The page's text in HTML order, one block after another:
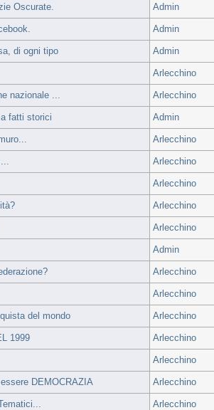
Oscurate. Admin
Admin
di ogni tipo Admin
Arlecchino
nazionale ... Arlecchino
fatti storici Admin
Arlecchino
Arlecchino
Arlecchino
Arlecchino
Arlecchino
Admin
Arlecchino
Arlecchino
del mondo Arlecchino
1999 Arlecchino
Arlecchino
DEMOCRAZIA Arlecchino
Arlecchino